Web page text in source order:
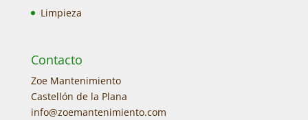
Limpieza
Contacto
Zoe Mantenimiento
Castellón de la Plana
info@zoemantenimiento.com